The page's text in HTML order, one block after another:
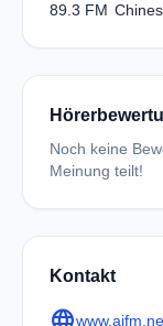
89.3 FM
Noch keine
Meinung teilt!
Kontakt